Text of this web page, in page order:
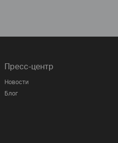
Пресс-центр
Новости
Блог